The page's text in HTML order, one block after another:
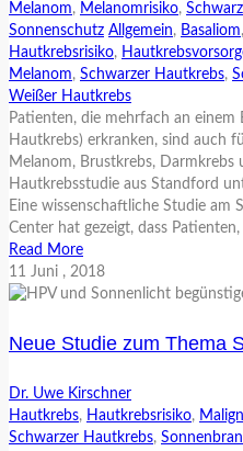
Melanom, Melanomrisiko,
Sonnenschutz Allgemein, Basaliom,
Hautkrebsrisiko,
Melanom, Schwarzer Hautkrebs,
Weißer Hautkrebs
Patienten, die mehrfach an einem
Hautkrebs) erkranken, sind auch
Melanom, Brustkrebs, Darmkrebs
Hautkrebsstudie aus Standford
Eine wissenschaftliche Studie am
Center hat gezeigt, dass
Read More
11 Juni , 2018
Neue Studie zum Thema
Dr. Uwe Kirschner
Hautkrebs, Hautkrebsrisiko,
Schwarzer Hautkrebs,